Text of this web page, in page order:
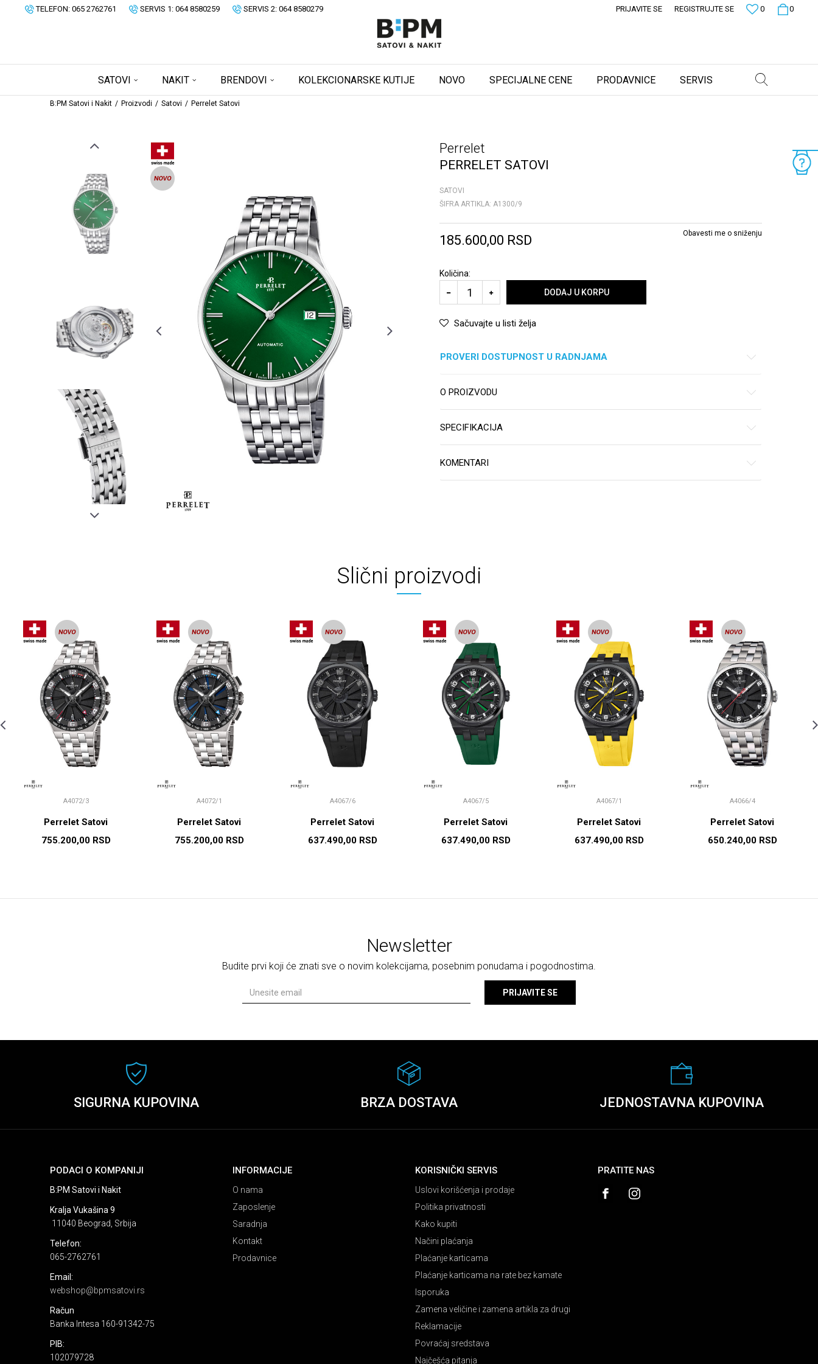
TELEFON: 065 2762761 SERVIS 1: 064 8580259 SERVIS 2: 064 8580279 0
0
PRIJAVITE SE REGISTRUJTE SE
SATOVI NAKIT BRENDOVI KOLEKCIONARSKE KUTIJE NOVO SPECIJALNE CENE PRODAVNICE SERVIS
B:PM Satovi i Nakit Proizvodi Satovi Perrelet Satovi
Perrelet
PERRELET SATOVI
SATOVI
ŠIFRA ARTIKLA: A1300/9
185.600,00 RSD Obavesti me o sniženju
Količina:
DODAJ U KORPU
Sačuvajte u listi želja
PROVERI DOSTUPNOST U RADNJAMA
O PROIZVODU
SPECIFIKACIJA
KOMENTARI
Slični proizvodi
A4072/3
Perrelet Satovi
755.200,00 RSD
A4072/1
Perrelet Satovi
755.200,00 RSD
A4067/6
Perrelet Satovi
637.490,00 RSD
A4067/5
Perrelet Satovi
637.490,00 RSD
A4067/1
Perrelet Satovi
637.490,00 RSD
A4066/4
Perrelet Satovi
650.240,00 RSD
Newsletter
Budite prvi koji će znati sve o novim kolekcijama, posebnim ponudama i pogodnostima.
PRIJAVITE SE
SIGURNA KUPOVINA BRZA DOSTAVA JEDNOSTAVNA KUPOVINA
PODACI O KOMPANIJI
B:PM Satovi i Nakit
Kralja Vukašina 9
11040 Beograd, Srbija
Telefon:
065-2762761
Email:
webshop@bpmsatovi.rs
Račun
Banka Intesa 160-91342-75
PIB:
102079728
INFORMACIJE
O nama
Zaposlenje
Saradnja
Kontakt
Prodavnice
KORISNIČKI SERVIS
Uslovi korišćenja i prodaje
Politika privatnosti
Kako kupiti
Načini plaćanja
Plaćanje karticama
Plaćanje karticama na rate bez kamate
Isporuka
Zamena veličine i zamena artikla za drugi
Reklamacije
Povraćaj sredstava
Najčešća pitanja
PRATITE NAS